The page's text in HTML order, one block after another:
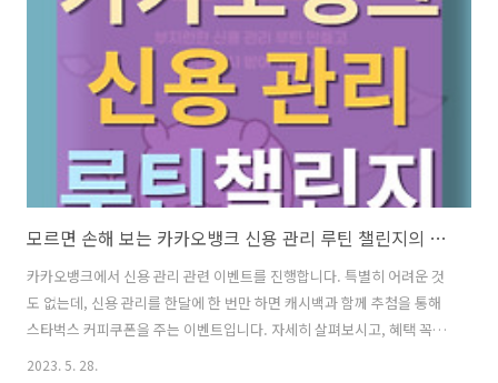
모르면 손해 보는 카카오뱅크 신용 관리 루틴 챌린지의 모든 것
카카오뱅크에서 신용 관리 관련 이벤트를 진행합니다. 특별히 어려운 것
도 없는데, 신용 관리를 한달에 한 번만 하면 캐시백과 함께 추첨을 통해
스타벅스 커피쿠폰을 주는 이벤트입니다. 자세히 살펴보시고, 혜택 꼭 챙
겨가시기 바랍니다. 목차 01. 신용 관리 루틴 이벤트 02. 신용 관리의 중
2023. 5. 28.